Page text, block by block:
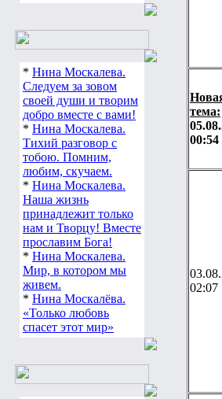
* Нина Москалева.
Следуем за зовом
своей души и творим
добро вместе с вами!
* Нина Москалева.
Тихий разговор с
тобою. Помним,
любим, скучаем.
* Нина Москалева.
Наша жизнь
принадлежит только
нам и Творцу! Вместе
прославим Бога!
* Нина Москалева.
Мир, в котором мы
живем.
* Нина Москалёва.
«Только любовь
спасет этот мир»
тема:
00:54
02:07